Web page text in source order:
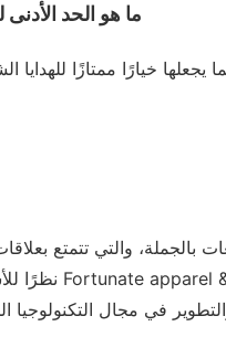
ما هو الحد